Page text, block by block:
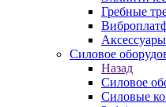
Гребные
Аксессуары
Силовое
Назад
Силовое
Силовые